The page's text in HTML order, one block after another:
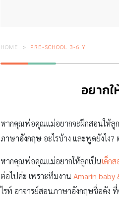
HOME PRE-SCHOOL 3-6 Y
อยาก
หากคุณพ่อคุณแม่อยากจะฝึกสอนให้ลู
ภาษาอังกฤษ อะไรบ้าง และพูดยังไง
หากคุณพ่อคุณแม่อยากให้ลูกเป็นเด็ก
ต่อไปค่ะ เพราะทีมงาน Amarin baby
ไรท์ อาจารย์สอนภาษาอังกฤษชื่อดัง